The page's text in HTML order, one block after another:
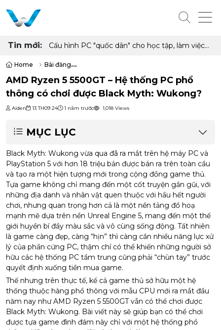
Tin mới:
Cấu hình PC "quốc dân" cho học tập, làm việc
Home
Bài đăng
AMD Ryzen 5 5500GT – Hệ thống PC phổ thông có chơi được
AMD Ryzen 5 5500GT – Hệ thống PC phổ
thông có chơi được Black Myth: Wukong?
Aiden 13 TH09 24 1 năm trước 1,018 Views
MỤC LỤC
Black Myth: Wukong vừa qua đã ra mắt trên hệ máy PC và
PlayStation 5 với hơn 18 triệu bản được bán ra trên toàn cầu
và tạo ra một hiện tượng mới trong cộng đồng game thủ.
Tựa game không chỉ mang đến một cốt truyện gần gũi, với
những địa danh và nhân vật quen thuộc với hầu hết người
chơi, nhưng quan trọng hơn cả là một nền tảng đồ hoạ
mạnh mẽ dựa trên nền Unreal Engine 5, mang đến một thế
giới huyền bí đầy màu sắc và vô cùng sống động. Tất nhiên
là game càng đẹp, càng “hịn” thì càng cần nhiều năng lực xử
lý của phần cứng PC, thậm chí có thể khiến những người sở
hữu các hệ thống PC tầm trung cũng phải “chùn tay” trước
quyết định xuống tiền mua game.
Thế nhưng trên thực tế, kể cả game thủ sở hữu một hệ
thống thuộc hàng phổ thông với mẫu CPU mới ra mắt đầu
năm nay như AMD Ryzen 5 5500GT vẫn có thể chơi được
Black Myth: Wukong. Bài viết này sẽ giúp bạn có thể chơi
được tựa game đình đám này chỉ với một hệ thống phổ